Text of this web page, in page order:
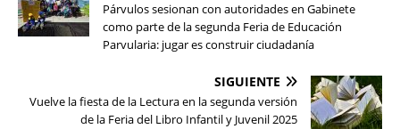
Párvulos sesionan con autoridades en Gabinete
como parte de la segunda Feria de Educación
Parvularia: jugar es construir ciudadanía
SIGUIENTE
Vuelve la fiesta de la Lectura en la segunda versión
de la Feria del Libro Infantil y Juvenil 2025